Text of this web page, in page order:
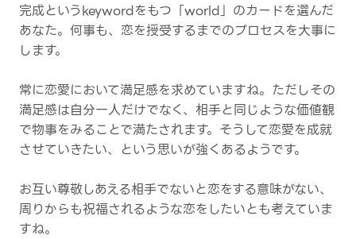
完成というkeywordをもつ「world」のカードを選んだ
あなた。何事も、恋を授受するまでのプロセスを大事に
します。
常に恋愛において満足感を求めていますね。ただしその
満足感は自分一人だけでなく、相手と同じような価値観
で物事をみることで満たされます。そうして恋愛を成就
させていきたい、という思いが強くあるようです。
お互い尊敬しあえる相手でないと恋をする意味がない、
周りからも祝福されるような恋をしたいとも考えていま
すね。